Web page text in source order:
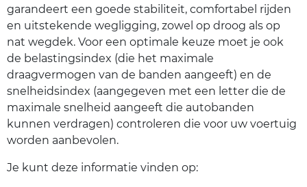
garandeert een goede stabiliteit, comfortabel rijden
en uitstekende wegligging, zowel op droog als op
nat wegdek. Voor een optimale keuze moet je ook
de belastingsindex (die het maximale
draagvermogen van de banden aangeeft) en de
snelheidsindex (aangegeven met een letter die de
maximale snelheid aangeeft die autobanden
kunnen verdragen) controleren die voor uw voertuig
worden aanbevolen.
Je kunt deze informatie vinden op: